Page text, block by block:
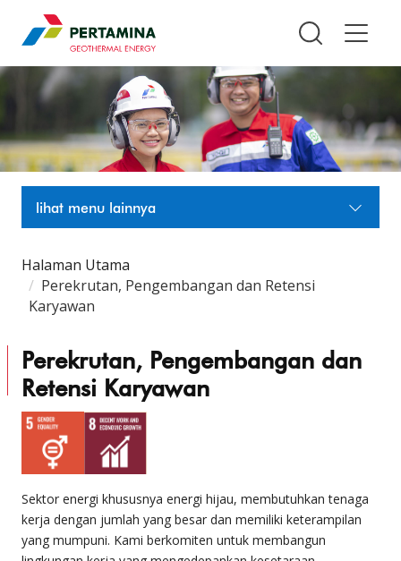
Pertamina Geothermal Energy
lihat menu lainnya
Halaman Utama
Perekrutan, Pengembangan dan Retensi
Karyawan
Perekrutan, Pengembangan dan
Retensi Karyawan
Sektor energi khususnya energi hijau, membutuhkan tenaga
kerja dengan jumlah yang besar dan memiliki keterampilan
yang mumpuni. Kami berkomiten untuk membangun